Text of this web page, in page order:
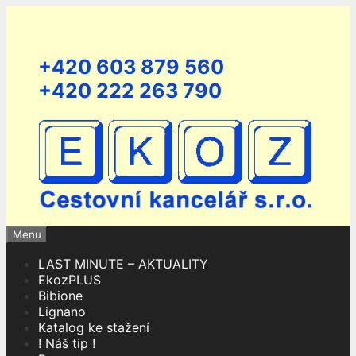
+420 603 879 560
+420 222 263 790
Menu
LAST MINUTE – AKTUALITY
EkozPLUS
Bibione
Lignano
Katalog ke stažení
! Náš tip !